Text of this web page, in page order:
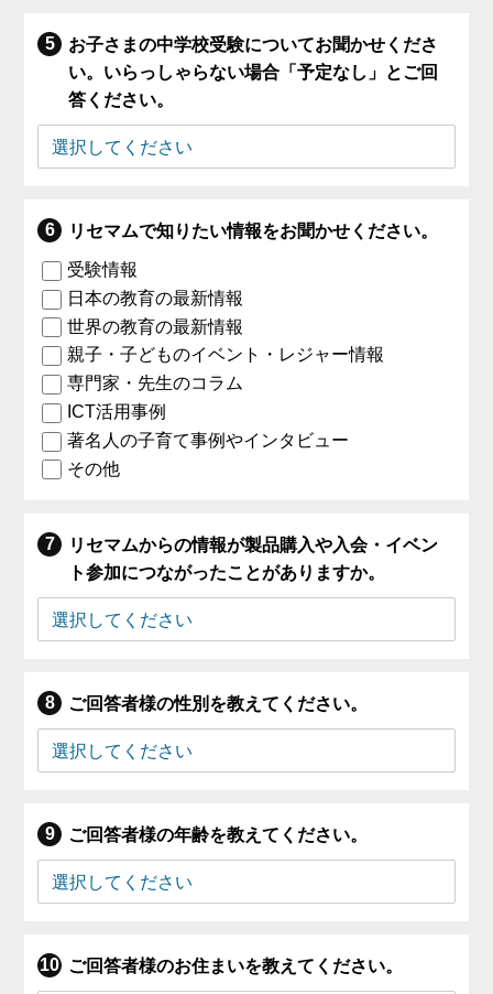
お子さまの中学校受験についてお聞かせくださ
い。いらっしゃらない場合「予定なし」とご回
答ください。
リセマムで知りたい情報をお聞かせください。
受験情報
日本の教育の最新情報
世界の教育の最新情報
親子・子どものイベント・レジャー情報
専門家・先生のコラム
ICT活用事例
著名人の子育て事例やインタビュー
その他
リセマムからの情報が製品購入や入会・イベン
ト参加につながったことがありますか。
ご回答者様の性別を教えてください。
ご回答者様の年齢を教えてください。
ご回答者様のお住まいを教えてください。